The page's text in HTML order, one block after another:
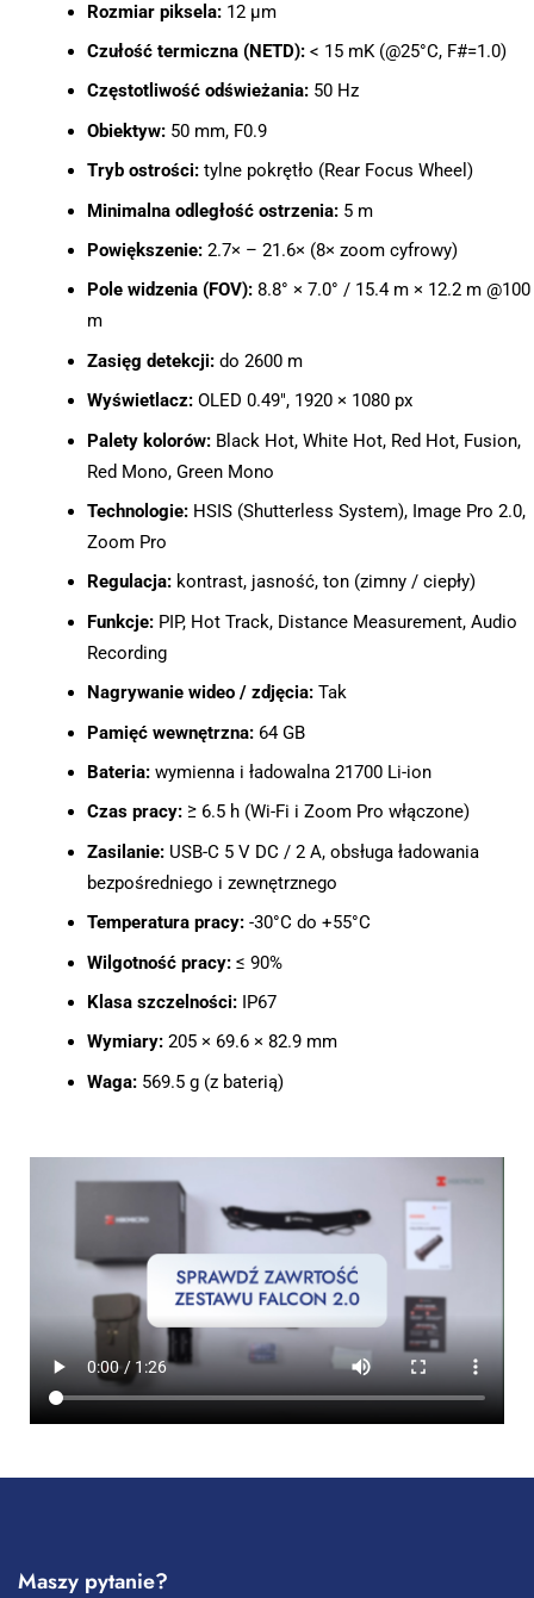
Rozmiar piksela:12 μm
Czułość termiczna (NETD):< 15 mK (@25°C, F#=1.0)
Częstotliwość odświeżania:50 Hz
Obiektyw:50 mm, F0.9
Tryb ostrości:tylne pokrętło (Rear Focus Wheel)
Minimalna odległość ostrzenia:5 m
Powiększenie:2.7× – 21.6× (8× zoom cyfrowy)
Pole widzenia (FOV):8.8° × 7.0° / 15.4 m × 12.2 m @100
m
Zasięg detekcji:do 2600 m
Wyświetlacz:OLED 0.49″, 1920 × 1080 px
Palety kolorów:Black Hot, White Hot, Red Hot, Fusion,
Red Mono, Green Mono
Technologie:HSIS (Shutterless System), Image Pro 2.0,
Zoom Pro
Regulacja:kontrast, jasność, ton (zimny / ciepły)
Funkcje:PIP, Hot Track, Distance Measurement, Audio
Recording
Nagrywanie wideo / zdjęcia:Tak
Pamięć wewnętrzna:64 GB
Bateria:wymienna i ładowalna 21700 Li-ion
Czas pracy:≥ 6.5 h (Wi-Fi i Zoom Pro włączone)
Zasilanie:USB-C 5 V DC / 2 A, obsługa ładowania
bezpośredniego i zewnętrznego
Temperatura pracy:-30°C do +55°C
Wilgotność pracy:≤ 90%
Klasa szczelności:IP67
Wymiary:205 × 69.6 × 82.9 mm
Waga:569.5 g (z baterią)
Maszy pytanie?